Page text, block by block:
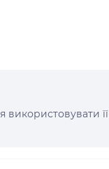
використовувати її